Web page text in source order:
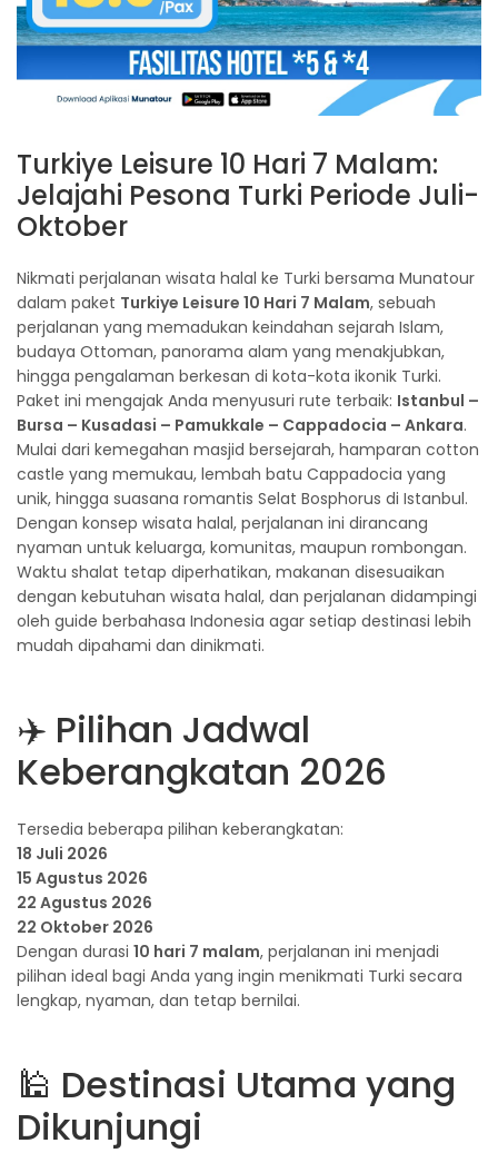
Turkiye Leisure 10 Hari 7 Malam:
Jelajahi Pesona Turki Periode Juli-
Oktober
Nikmati perjalanan wisata halal ke Turki bersama Munatour
dalam paket Turkiye Leisure 10 Hari 7 Malam, sebuah
perjalanan yang memadukan keindahan sejarah Islam,
budaya Ottoman, panorama alam yang menakjubkan,
hingga pengalaman berkesan di kota-kota ikonik Turki.
Paket ini mengajak Anda menyusuri rute terbaik: Istanbul –
Bursa – Kusadasi – Pamukkale – Cappadocia – Ankara.
Mulai dari kemegahan masjid bersejarah, hamparan cotton
castle yang memukau, lembah batu Cappadocia yang
unik, hingga suasana romantis Selat Bosphorus di Istanbul.
Dengan konsep wisata halal, perjalanan ini dirancang
nyaman untuk keluarga, komunitas, maupun rombongan.
Waktu shalat tetap diperhatikan, makanan disesuaikan
dengan kebutuhan wisata halal, dan perjalanan didampingi
oleh guide berbahasa Indonesia agar setiap destinasi lebih
mudah dipahami dan dinikmati.
✈️ Pilihan Jadwal
Keberangkatan 2026
Tersedia beberapa pilihan keberangkatan:
18 Juli 2026
15 Agustus 2026
22 Agustus 2026
22 Oktober 2026
Dengan durasi 10 hari 7 malam, perjalanan ini menjadi
pilihan ideal bagi Anda yang ingin menikmati Turki secara
lengkap, nyaman, dan tetap bernilai.
🕌 Destinasi Utama yang
Dikunjungi